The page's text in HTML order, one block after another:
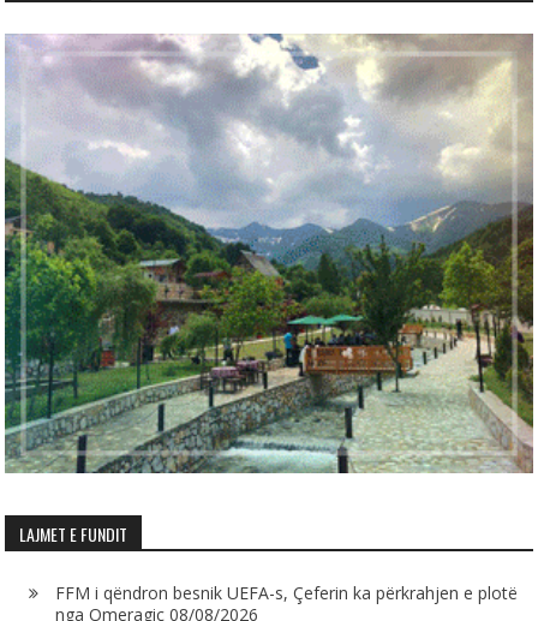
LAJMET E FUNDIT
FFM i qëndron besnik UEFA-s, Çeferin ka përkrahjen e plotë
nga Omeragiç 08/08/2026